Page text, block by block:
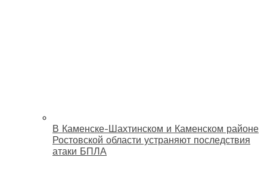
В Каменске-Шахтинском и Каменском районе
Ростовской области устраняют последствия
атаки БПЛА